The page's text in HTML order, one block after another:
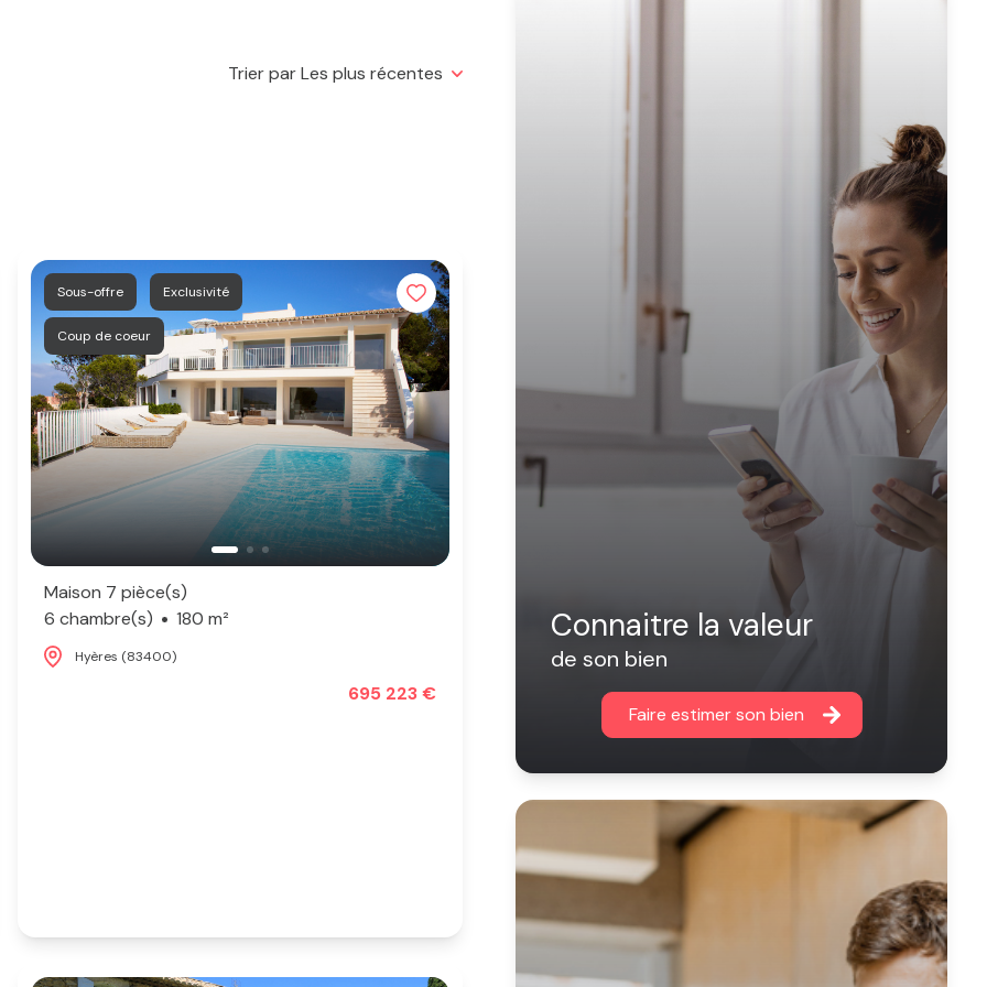
Trier par Les plus récentes
Sous-offre Exclusivité
Coup de coeur
Maison 7 pièce(s)
6 chambre(s)
180 m²
Hyères (83400)
695 223 €
Connaitre la valeur
de son bien
Faire estimer son bien